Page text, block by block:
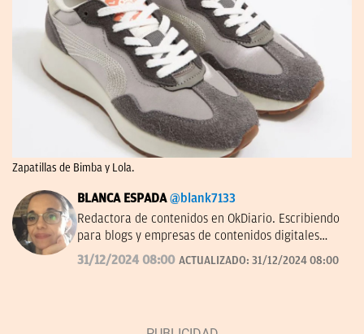
Zapatillas de Bimba y Lola.
BLANCA ESPADA @blank7133
Redactora de contenidos en OkDiario. Escribiendo
para blogs y empresas de contenidos digitales
desde 2007.
31/12/2024 08:00 ACTUALIZADO: 31/12/2024 08:00